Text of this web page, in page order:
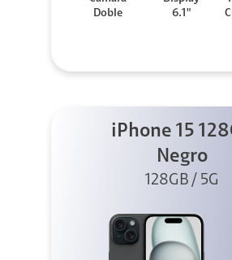
Doble
6.1"
iPhone 15
Negro
128GB / 5G